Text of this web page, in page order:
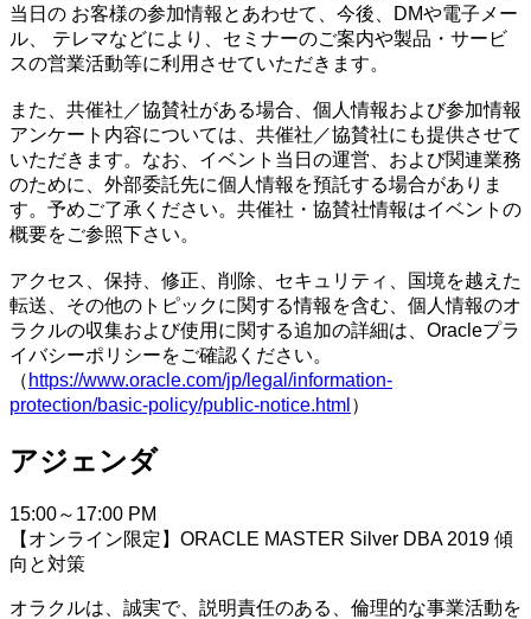
当日の お客様の参加情報とあわせて、今後、DMや電子メー
ル、 テレマなどにより、セミナーのご案内や製品・サービ
スの営業活動等に利用させていただきます。
また、共催社／協賛社がある場合、個人情報および参加情報
アンケート内容については、共催社／協賛社にも提供させて
いただきます。なお、イベント当日の運営、および関連業務
のために、外部委託先に個人情報を預託する場合がありま
す。予めご了承ください。共催社・協賛社情報はイベントの
概要をご参照下さい。
アクセス、保持、修正、削除、セキュリティ、国境を越えた
転送、その他のトピックに関する情報を含む、個人情報のオ
ラクルの収集および使用に関する追加の詳細は、Oracleプラ
イバシーポリシーをご確認ください。
（ https://www.oracle.com/jp/legal/information-
protection/basic-policy/public-notice.html ）
アジェンダ
15:00～17:00 PM
【オンライン限定】ORACLE MASTER Silver DBA 2019 傾
向と対策
オラクルは、誠実で、説明責任のある、倫理的な事業活動を